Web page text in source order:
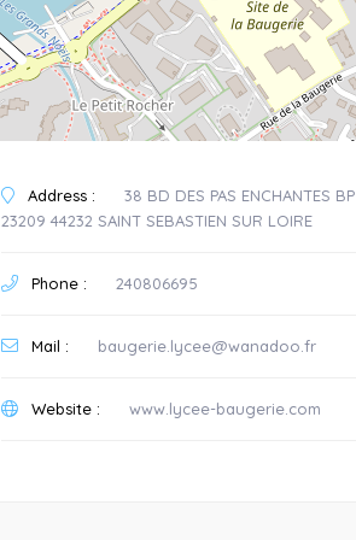
Address :
38 BD DES PAS ENCHANTES BP
23209 44232 SAINT SEBASTIEN SUR LOIRE
Phone : 240806695
Mail : baugerie.lycee@wanadoo.fr
Website : www.lycee-baugerie.com